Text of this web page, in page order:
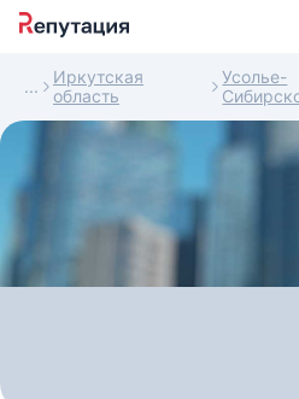
Иркутская
область
Усолье-